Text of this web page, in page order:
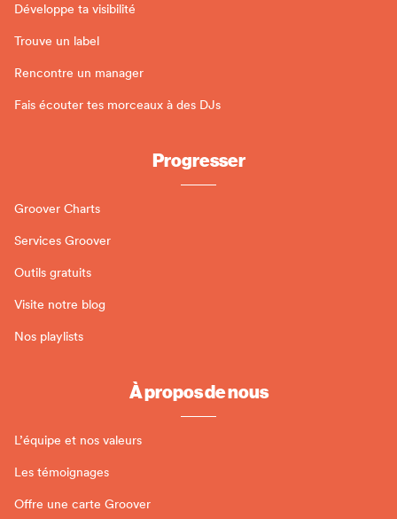
Développe ta visibilité
Trouve un label
Rencontre un manager
Fais écouter tes morceaux à des DJs
Progresser
Groover Charts
Services Groover
Outils gratuits
Visite notre blog
Nos playlists
À propos de nous
L’équipe et nos valeurs
Les témoignages
Offre une carte Groover